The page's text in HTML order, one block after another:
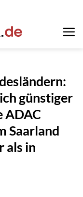
günstiger
ADAC
Saarland
als in